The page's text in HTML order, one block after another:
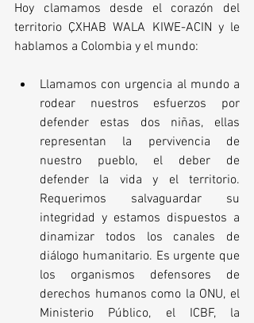
Hoy clamamos desde el corazón del
territorio ÇXHAB WALA KIWE-ACIN y le
hablamos a Colombia y el mundo:
Llamamos con urgencia al mundo a
rodear nuestros esfuerzos por
defender estas dos niñas, ellas
representan la pervivencia de
nuestro pueblo, el deber de
defender la vida y el territorio.
Requerimos salvaguardar su
integridad y estamos dispuestos a
dinamizar todos los canales de
diálogo humanitario. Es urgente que
los organismos defensores de
derechos humanos como la ONU, el
Ministerio Público, el ICBF, la